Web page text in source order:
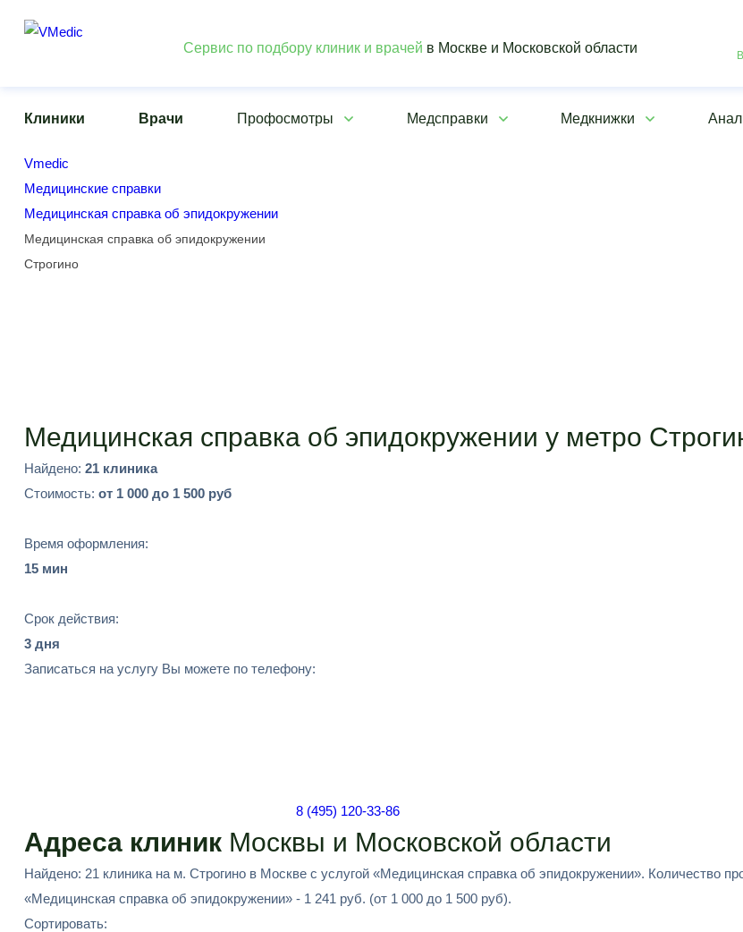
Сервис по подбору клиник и врачей в Москве и Московской области
Клиники Врачи Профосмотры Медсправки Медкнижки
Vmedic
Медицинские справки
Медицинская справка об эпидокружении
Медицинская справка об эпидокружении у метро
Найдено: 21 клиника
Стоимость: от 1 000 до 1 500 руб
Время оформления:
15 мин
Срок действия:
3 дня
Записаться на услугу Вы можете по телефону:
8 (495) 120-33-86
Адреса клиник Москвы и Московской области
Найдено: 21 клиника на м. Строгино в Москве с услугой «Медицинская справка об эпидокружении». Количество
«Медицинская справка об эпидокружении» - 1 241 руб. (от 1 000 до 1 500 руб).
Сортировать: